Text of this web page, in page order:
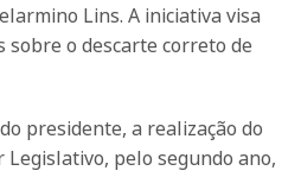
Lins. A iniciativa visa
sobre o descarte correto de
presidente, a realização do
Legislativo, pelo segundo ano,